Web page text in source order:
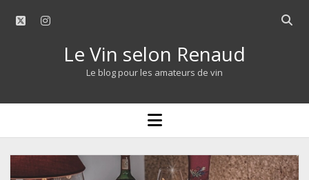
twitterinstagram
Open
Le Vin selon Renaud
Le blog pour les amateurs de vin
open
menu